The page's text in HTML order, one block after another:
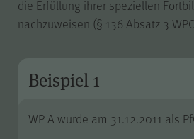
die Erfüllung ihrer speziellen
nachzuweisen (§ 136 Absatz 3
Beispiel 1
WP A wurde am 31.12.2011 als
Zweck
Besuch
Wunsch,